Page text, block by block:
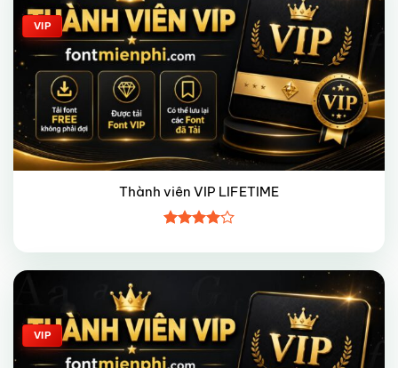
VIP
Thành viên VIP LIFETIME
xếp hạng
45 sao
Giảm giá!
VIP